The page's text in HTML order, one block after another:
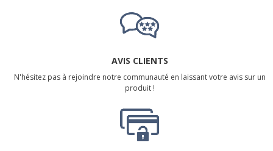
AVIS CLIENTS
N'hésitez pas à rejoindre notre communauté en laissant votre avis sur un
produit !